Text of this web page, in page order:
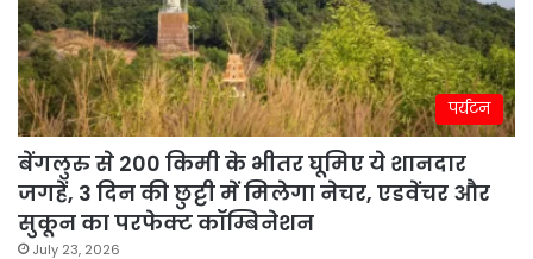
पर्यटन
बेंगलुरु से 200 किमी के भीतर घूमिए ये शानदार
जगहें, 3 दिन की छुट्टी में मिलेगा नेचर, एडवेंचर और
सुकून का परफेक्ट कॉम्बिनेशन
July 23, 2026